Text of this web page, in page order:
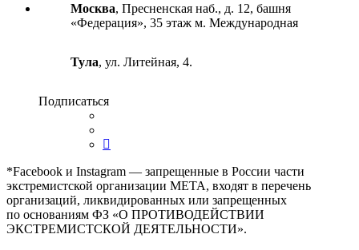
Москва, Пресненская наб., д. 12, башня
«Федерация», 35 этаж м. Международная
Тула, ул. Литейная, 4.
Подписаться
*Facebook и Instagram — запрещенные в России части
экстремистской организации META, входят в перечень
организаций, ликвидированных или запрещенных
по основаниям ФЗ «О ПРОТИВОДЕЙСТВИИ
ЭКСТРЕМИСТСКОЙ ДЕЯТЕЛЬНОСТИ».